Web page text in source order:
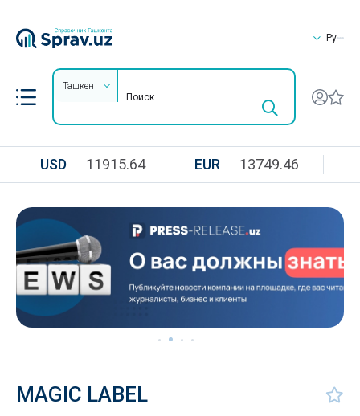
Ру
Ташкент
USD 11915.64 EUR 13749.46
MAGIC LABEL